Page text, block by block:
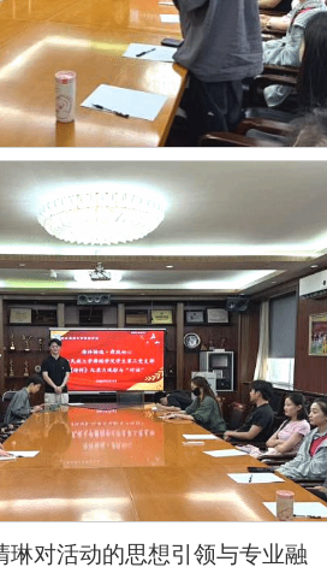
琳对活动的思想引领与专业融